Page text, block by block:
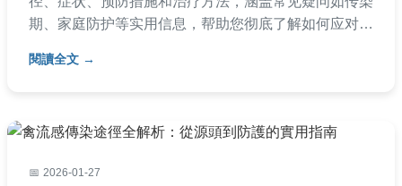
期、家庭防护等实用信息，帮助您彻底了解如何应对和
閱讀全文
2026-01-27